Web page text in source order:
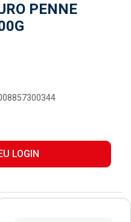
PENNE
LOGIN